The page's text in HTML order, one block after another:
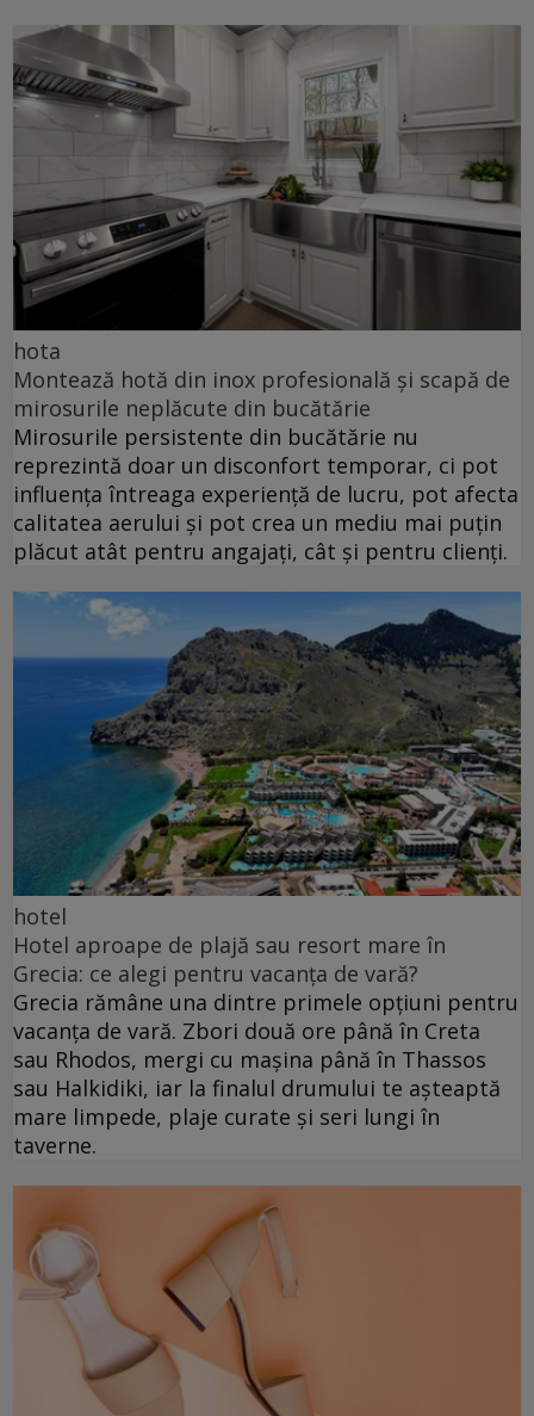
hota
Montează hotă din inox profesională și scapă de
mirosurile neplăcute din bucătărie
Mirosurile persistente din bucătărie nu
reprezintă doar un disconfort temporar, ci pot
influența întreaga experiență de lucru, pot afecta
calitatea aerului și pot crea un mediu mai puțin
plăcut atât pentru angajați, cât și pentru clienți.
hotel
Hotel aproape de plajă sau resort mare în
Grecia: ce alegi pentru vacanța de vară?
Grecia rămâne una dintre primele opțiuni pentru
vacanța de vară. Zbori două ore până în Creta
sau Rhodos, mergi cu mașina până în Thassos
sau Halkidiki, iar la finalul drumului te așteaptă
mare limpede, plaje curate și seri lungi în
taverne.